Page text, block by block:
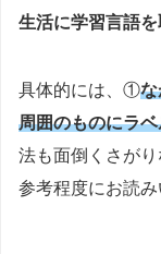
生活に学習言語
具体的には、①な
周囲のものにラ
法も面倒くさがり
参考程度にお読み